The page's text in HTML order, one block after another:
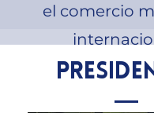
el comercio